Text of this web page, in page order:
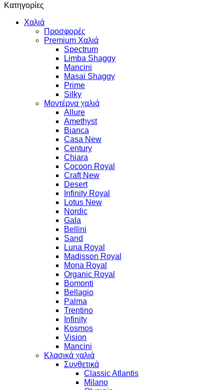
Κατηγορίες
Χαλιά
Προσφορές
Premium Χαλιά
Spectrum
Limba Shaggy
Mancini
Masai Shaggy
Prime
Silky
Μοντέρνα χαλιά
Allure
Amethyst
Bianca
Casa New
Century
Chiara
Cocoon Royal
Craft New
Desert
Infinity Royal
Lotus New
Nordic
Gala
Bellini
Sand
Luna Royal
Madisson Royal
Mona Royal
Organic Royal
Bomonti
Bellagio
Palma
Trentino
Infinity
Kosmos
Vision
Mancini
Κλασικά χαλιά
Συνθετικά
Classic Atlantis
Milano